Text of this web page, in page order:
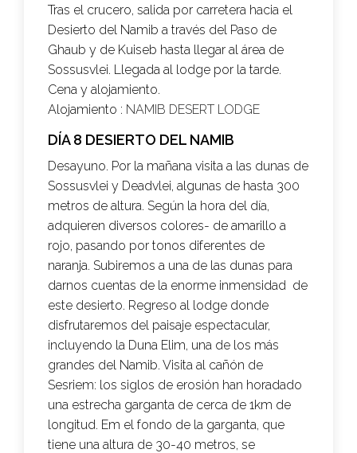
Tras el crucero, salida por carretera hacia el
Desierto del Namib a través del Paso de
Ghaub y de Kuiseb hasta llegar al área de
Sossusvlei. Llegada al lodge por la tarde.
Cena y alojamiento.
Alojamiento : NAMIB DESERT LODGE
DÍA 8 DESIERTO DEL NAMIB
Desayuno. Por la mañana visita a las dunas de
Sossusvlei y Deadvlei, algunas de hasta 300
metros de altura. Según la hora del día,
adquieren diversos colores- de amarillo a
rojo, pasando por tonos diferentes de
naranja. Subiremos a una de las dunas para
darnos cuentas de la enorme inmensidad de
este desierto. Regreso al lodge donde
disfrutaremos del paisaje espectacular,
incluyendo la Duna Elim, una de los más
grandes del Namib. Visita al cañón de
Sesriem: los siglos de erosión han horadado
una estrecha garganta de cerca de 1km de
longitud. Em el fondo de la garganta, que
tiene una altura de 30-40 metros, se